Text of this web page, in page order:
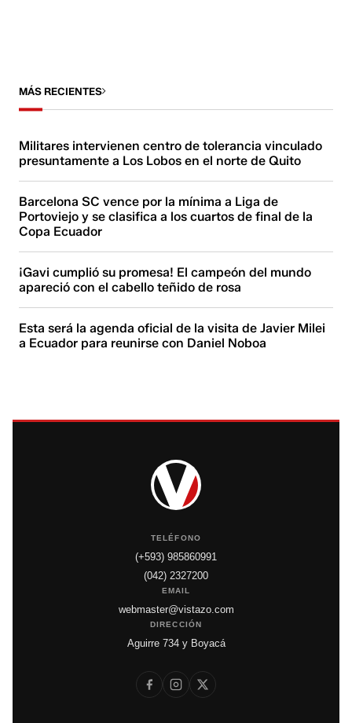
MÁS RECIENTES
Militares intervienen centro de tolerancia vinculado
presuntamente a Los Lobos en el norte de Quito
Barcelona SC vence por la mínima a Liga de
Portoviejo y se clasifica a los cuartos de final de la
Copa Ecuador
¡Gavi cumplió su promesa! El campeón del mundo
apareció con el cabello teñido de rosa
Esta será la agenda oficial de la visita de Javier Milei
a Ecuador para reunirse con Daniel Noboa
TELÉFONO
(+593) 985860991
(042) 2327200
EMAIL
webmaster@vistazo.com
DIRECCIÓN
Aguirre 734 y Boyacá